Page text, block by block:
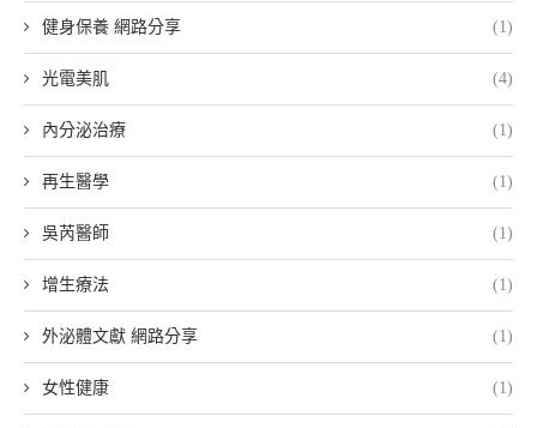
健身保養 網路分享 (1)
光電美肌 (4)
內分泌治療 (1)
再生醫學 (1)
吳芮醫師 (1)
增生療法 (1)
外泌體文獻 網路分享 (1)
女性健康 (1)